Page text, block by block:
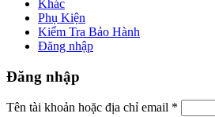
Khác
Phụ Kiện
Kiểm Tra Bảo Hành
Đăng nhập
Đăng nhập
Tên tài khoản hoặc địa chỉ email *